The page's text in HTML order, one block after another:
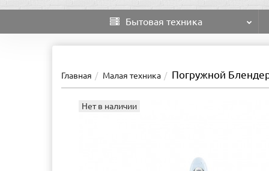
Бытовая техника
Главная Малая техника Погружной
Нет в наличии